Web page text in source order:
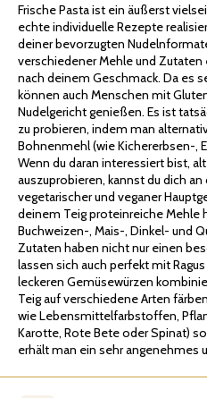
Frische Pasta ist ein äußerst
echte individuelle Rezepte
deiner bevorzugten
verschiedener Mehle und
nach deinem Geschmack. Da es
können auch Menschen mit
Nudelgericht genießen. Es ist
zu probieren, indem man
Bohnenmehl (wie Kichererbsen-,
Wenn du daran interessiert bist,
auszuprobieren, kannst du dich
vegetarischer und veganer
deinem Teig proteinreiche Mehle
Buchweizen-, Mais-, Dinkel- und
Zutaten haben nicht nur einen
lassen sich auch perfekt mit
leckeren Gemüsewürzen
Teig auf verschiedene Arten
wie Lebensmittelfarbstoffen,
Karotte, Rote Bete oder Spinat)
erhält man ein sehr angenehmes